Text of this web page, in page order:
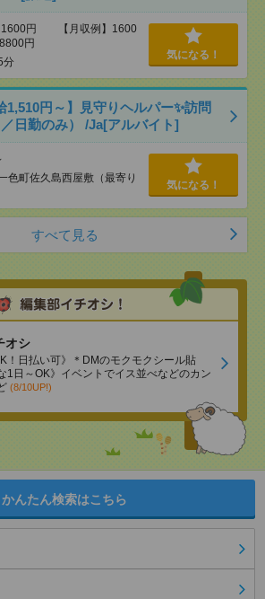
1600円 【月収例】1600
円
分
気になる！
1,510円～】見守りヘルパー✨訪問
日勤のみ） /Ja[アルバイト]
色町佐久島西屋敷（最寄り
気になる！
すべて見る
オシ
！日払い可》＊DMのモクモクシール貼
1日～OK》イベントでイス並べなどのカン
(8/10UP!)
かんたん検索はこちら